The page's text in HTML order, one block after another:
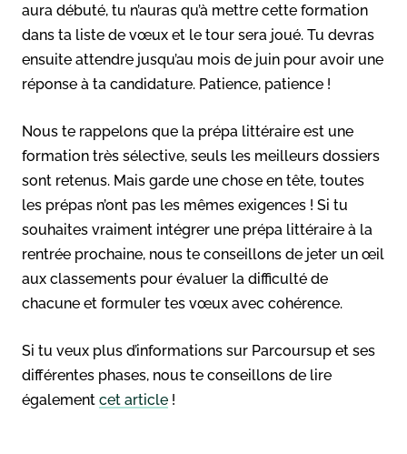
aura débuté, tu n’auras qu’à mettre cette formation
dans ta liste de vœux et le tour sera joué. Tu devras
ensuite attendre jusqu’au mois de juin pour avoir une
réponse à ta candidature. Patience, patience !
Nous te rappelons que la prépa littéraire est une
formation très sélective, seuls les meilleurs dossiers
sont retenus. Mais garde une chose en tête, toutes
les prépas n’ont pas les mêmes exigences ! Si tu
souhaites vraiment intégrer une prépa littéraire à la
rentrée prochaine, nous te conseillons de jeter un œil
aux classements pour évaluer la difficulté de
chacune et formuler tes vœux avec cohérence.
Si tu veux plus d’informations sur Parcoursup et ses
différentes phases, nous te conseillons de lire
également cet article !